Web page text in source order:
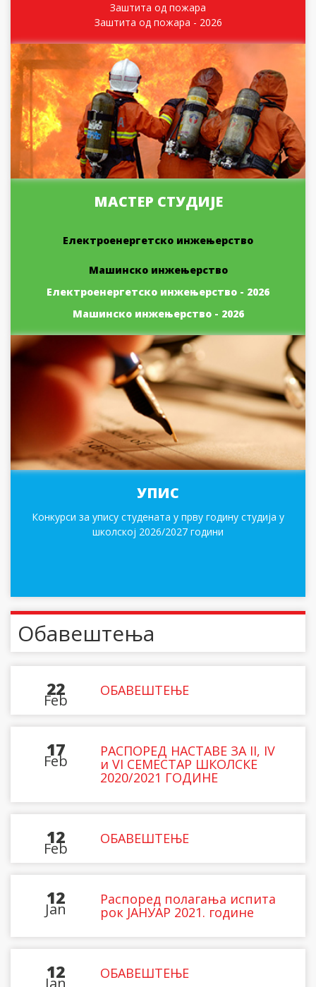
Заштита од пожара
Заштита од пожара - 2026
МАСТЕР СТУДИЈЕ
Електроенергетско инжењерство
Машинско инжењерство
Електроенергетско инжењерство - 2026
Машинско инжењерство - 2026
УПИС
Конкурси за упису студената у прву годину студија у
школској 2026/2027 години
Обавештења
22
Feb
ОБАВЕШТЕЊЕ
17
Feb
РАСПОРЕД НАСТАВЕ ЗА II, IV
и VI СЕМЕСТАР ШКОЛСКЕ
2020/2021 ГОДИНЕ
12
Feb
ОБАВЕШТЕЊЕ
12
Jan
Распоред полагања испита
рок ЈАНУАР 2021. године
12
Jan
ОБАВЕШТЕЊЕ